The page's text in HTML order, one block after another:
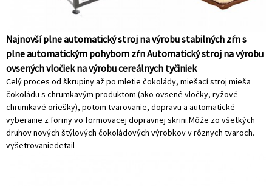
Najnovší plne automatický stroj na výrobu stabilných zŕn s
plne automatickým pohybom zŕn Automatický stroj na výrobu
ovsených vločiek na výrobu cereálnych tyčiniek
Celý proces od škrupiny až po mletie čokolády, miešací stroj mieša
čokoládu s chrumkavým produktom (ako ovsené vločky, ryžové
chrumkavé oriešky), potom tvarovanie, dopravu a automatické
vyberanie z formy vo formovacej dopravnej skrini.Môže zo všetkých
druhov nových štýlových čokoládových výrobkov v rôznych tvaroch.
vyšetrovaniedetail